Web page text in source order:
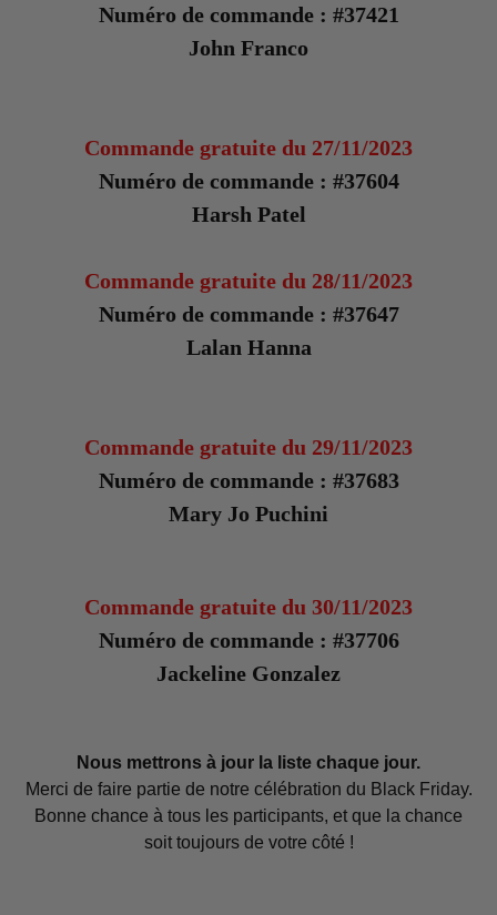
Numéro de commande : #37421
John Franco
Commande gratuite du 27/11/2023
Numéro de commande : #37604
Harsh Patel
Commande gratuite du 28/11/2023
Numéro de commande : #37647
Lalan Hanna
Commande gratuite du 29/11/2023
Numéro de commande : #37683
Mary Jo Puchini
Commande gratuite du 30/11/2023
Numéro de commande : #37706
Jackeline Gonzalez
Nous mettrons à jour la liste chaque jour.
Merci de faire partie de notre célébration du Black Friday.
Bonne chance à tous les participants, et que la chance
soit toujours de votre côté !